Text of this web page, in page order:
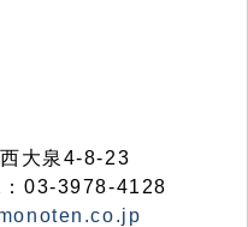
大泉4-8-23
03-3978-4128